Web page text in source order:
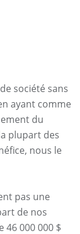
société sans
ayant comme
du
plupart des
nous le
pas une
de nos
46 000 000 $